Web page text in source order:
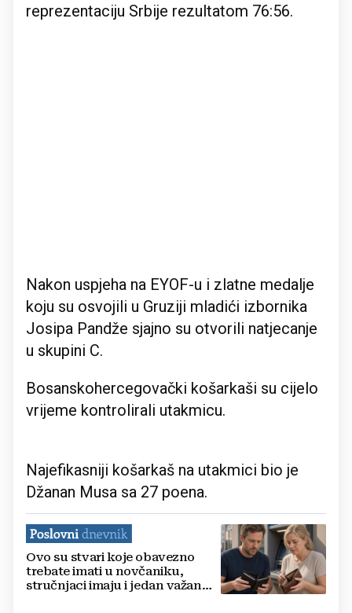
reprezentaciju Srbije rezultatom 76:56.
Nakon uspjeha na EYOF-u i zlatne medalje
koju su osvojili u Gruziji mladići izbornika
Josipa Pandže sjajno su otvorili natjecanje
u skupini C.
Bosanskohercegovački košarkaši su cijelo
vrijeme kontrolirali utakmicu.
Najefikasniji košarkaš na utakmici bio je
Džanan Musa sa 27 poena.
Ovo su stvari koje obavezno
trebate imati u novčaniku,
stručnjaci imaju i jedan važan